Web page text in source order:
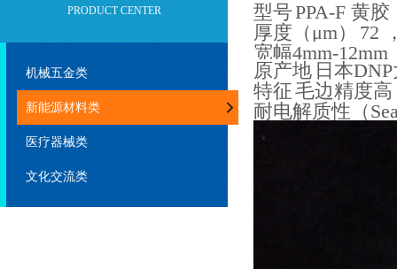
型号PPA-F 黄胶
厚度（μm）
72
宽幅4mm-12mm
原产地 日本
特征毛边精度
耐电解质性（
PRODUCT CENTER
机械五金类
新能源材料类
医疗器械类
文化交流类